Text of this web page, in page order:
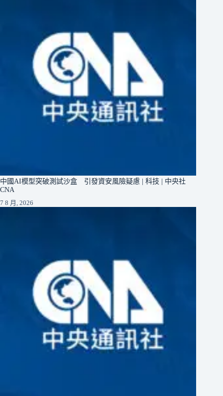
中國AI模型突破測試沙盒 引發資安風險疑慮 | 科技 | 中央社
CNA
7 8 月, 2026